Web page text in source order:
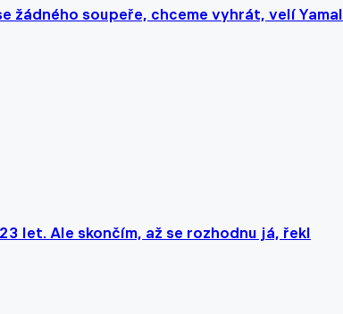
žádného soupeře, chceme vyhrát, velí Yamal
let. Ale skončím, až se rozhodnu já, řekl